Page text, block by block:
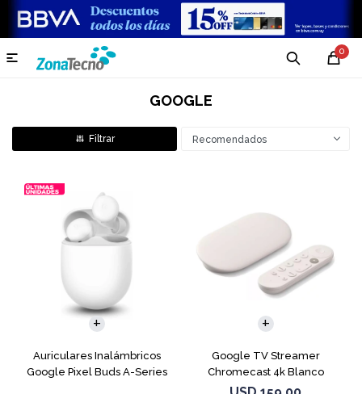
0

GOOGLE
Recomendados
Auriculares Inalámbricos
Google Pixel Buds A-Series
Google TV Streamer
Chromecast 4k Blanco